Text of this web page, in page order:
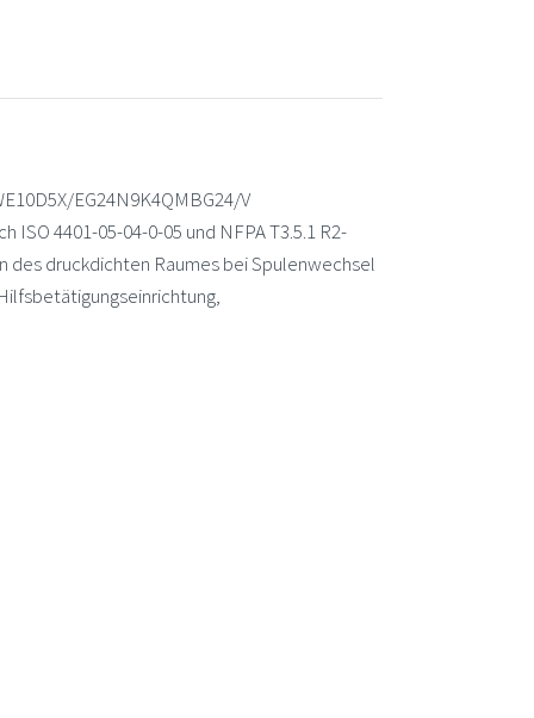
EG24N9K4QMBG24/V
4401-05-04-0-05 und NFPA T3.5.1 R2-
des druckdichten Raumes bei Spulenwechsel